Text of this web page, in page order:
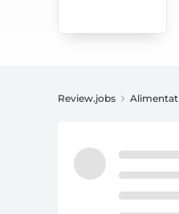
Review.jobs